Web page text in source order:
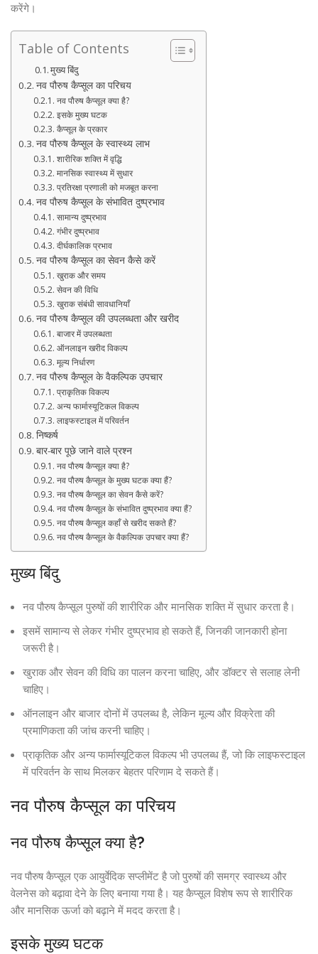
करेंगे।
Table of Contents
मुख्य बिंदु
नव पौरुष कैप्सूल का परिचय
नव पौरुष कैप्सूल क्या है?
इसके मुख्य घटक
कैप्सूल के प्रकार
नव पौरुष कैप्सूल के स्वास्थ्य लाभ
शारीरिक शक्ति में वृद्धि
मानसिक स्वास्थ्य में सुधार
प्रतिरक्षा प्रणाली को मजबूत करना
नव पौरुष कैप्सूल के संभावित दुष्प्रभाव
सामान्य दुष्प्रभाव
गंभीर दुष्प्रभाव
दीर्घकालिक प्रभाव
नव पौरुष कैप्सूल का सेवन कैसे करें
खुराक और समय
सेवन की विधि
खुराक संबंधी सावधानियाँ
नव पौरुष कैप्सूल की उपलब्धता और खरीद
बाजार में उपलब्धता
ऑनलाइन खरीद विकल्प
मूल्य निर्धारण
नव पौरुष कैप्सूल के वैकल्पिक उपचार
प्राकृतिक विकल्प
अन्य फार्मास्यूटिकल विकल्प
लाइफस्टाइल में परिवर्तन
निष्कर्ष
बार-बार पूछे जाने वाले प्रश्न
नव पौरुष कैप्सूल क्या है?
नव पौरुष कैप्सूल के मुख्य घटक क्या हैं?
नव पौरुष कैप्सूल का सेवन कैसे करें?
नव पौरुष कैप्सूल के संभावित दुष्प्रभाव क्या हैं?
नव पौरुष कैप्सूल कहाँ से खरीद सकते हैं?
नव पौरुष कैप्सूल के वैकल्पिक उपचार क्या हैं?
मुख्य बिंदु
नव पौरुष कैप्सूल पुरुषों की शारीरिक और मानसिक शक्ति में सुधार करता है।
इसमें सामान्य से लेकर गंभीर दुष्प्रभाव हो सकते हैं, जिनकी जानकारी होना
जरूरी है।
खुराक और सेवन की विधि का पालन करना चाहिए, और डॉक्टर से सलाह लेनी
चाहिए।
ऑनलाइन और बाजार दोनों में उपलब्ध है, लेकिन मूल्य और विक्रेता की
प्रमाणिकता की जांच करनी चाहिए।
प्राकृतिक और अन्य फार्मास्यूटिकल विकल्प भी उपलब्ध हैं, जो कि लाइफस्टाइल
में परिवर्तन के साथ मिलकर बेहतर परिणाम दे सकते हैं।
नव पौरुष कैप्सूल का परिचय
नव पौरुष कैप्सूल क्या है?
नव पौरुष कैप्सूल एक आयुर्वेदिक सप्लीमेंट है जो पुरुषों की समग्र स्वास्थ्य और
वेलनेस को बढ़ावा देने के लिए बनाया गया है। यह कैप्सूल विशेष रूप से शारीरिक
और मानसिक ऊर्जा को बढ़ाने में मदद करता है।
इसके मुख्य घटक